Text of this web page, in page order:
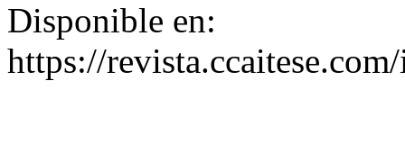
Disponible en:
https://